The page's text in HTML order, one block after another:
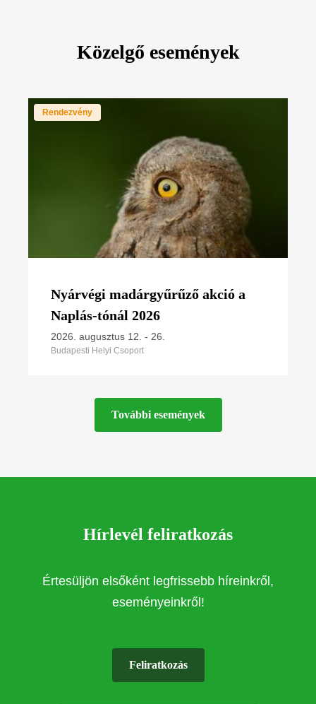
Közelgő események
Rendezvény
Nyárvégi madárgyűrűző akció a
Naplás-tónál 2026
2026. augusztus 12. - 26.
Budapesti Helyi Csoport
További események
Hírlevél feliratkozás
Értesüljön elsőként legfrissebb híreinkről,
eseményeinkről!
Feliratkozás